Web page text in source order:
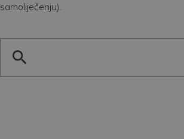
samoliječenju).